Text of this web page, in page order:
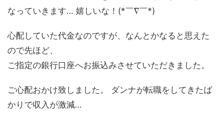
なっていきます… 嬉しいな！(*￣∇￣*)
心配していた代金なのですが、なんとかなると思えた
ので先ほど、
ご指定の銀行口座へお振込みさせていただきました。
ご心配おかけ致しました。 ダンナが転職をしてきたば
かりで収入が激減…